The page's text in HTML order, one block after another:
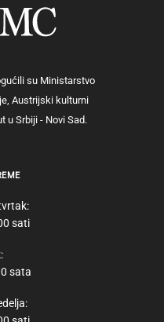
su Ministarstvo
Austrijski kulturni
u Srbiji - Novi Sad.
sati
sata